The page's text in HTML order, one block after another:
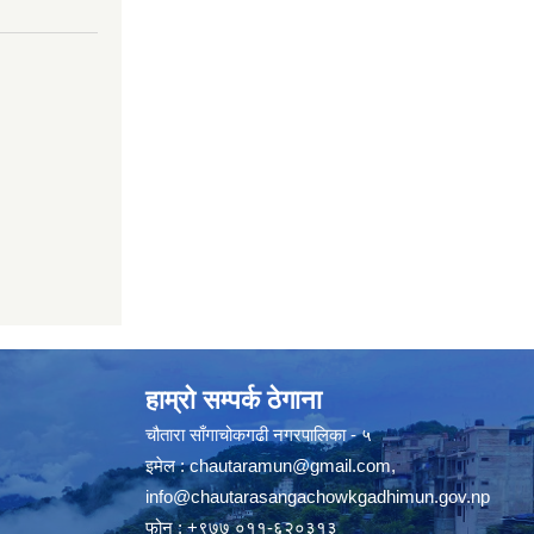
हाम्रो सम्पर्क ठेगाना
चौतारा साँगाचोकगढी नगरपालिका - ५
इमेल :chautaramun@gmail.com,
info@chautarasangachowkgadhimun.gov.np
फोन : +९७७ ०११-६२०३१३